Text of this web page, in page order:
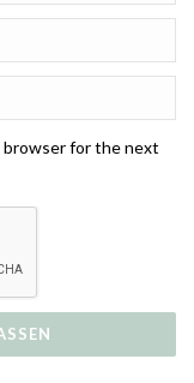
browser for the next